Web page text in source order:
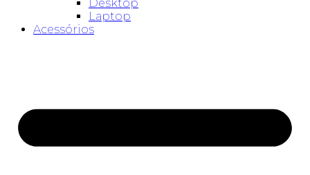
Desktop
Laptop
Acessórios